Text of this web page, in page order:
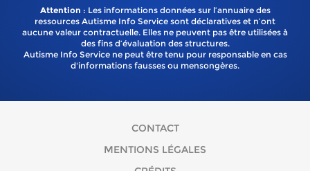
Attention : Les informations données sur l’annuaire des
ressources Autisme Info Service sont déclaratives et n’ont
aucune valeur contractuelle. Elles ne peuvent pas être utilisées à
des fins d’évaluation des structures.
Autisme Info Service ne peut être tenu pour responsable en cas
d'informations fausses ou mensongères.
CONTACT
MENTIONS LÉGALES